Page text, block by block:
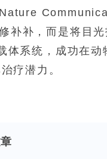
补补，而是将目光
体系统，成功在动
疗潜力。